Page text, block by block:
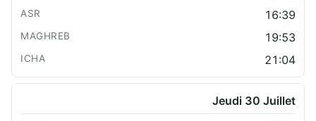
16:39
19:53
21:04
Jeudi 30 Juillet